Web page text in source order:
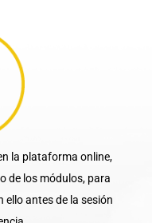
la plataforma online,
de los módulos, para
antes de la sesión